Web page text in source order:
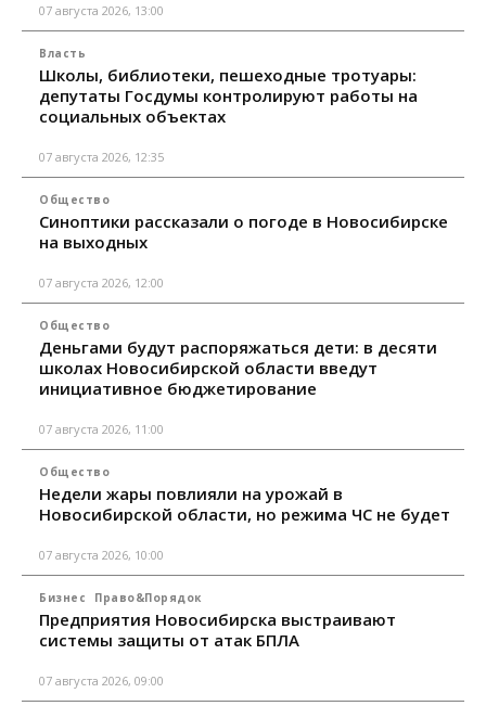
07 августа 2026, 13:00
Власть
Школы, библиотеки, пешеходные тротуары:
депутаты Госдумы контролируют работы на
социальных объектах
07 августа 2026, 12:35
Общество
Синоптики рассказали о погоде в Новосибирске
на выходных
07 августа 2026, 12:00
Общество
Деньгами будут распоряжаться дети: в десяти
школах Новосибирской области введут
инициативное бюджетирование
07 августа 2026, 11:00
Общество
Недели жары повлияли на урожай в
Новосибирской области, но режима ЧС не будет
07 августа 2026, 10:00
Бизнес Право&Порядок
Предприятия Новосибирска выстраивают
системы защиты от атак БПЛА
07 августа 2026, 09:00